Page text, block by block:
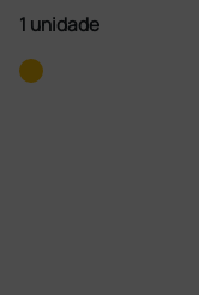
1 unidade